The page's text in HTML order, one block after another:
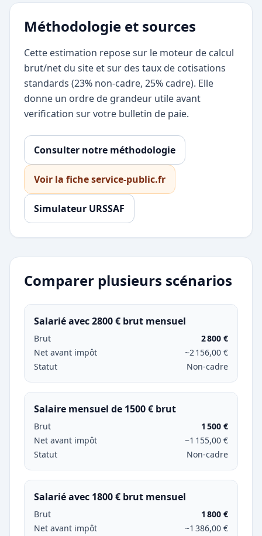
Méthodologie et sources
Cette estimation repose sur le moteur de calcul
brut/net du site et sur des taux de cotisations
standards (23% non-cadre, 25% cadre). Elle
donne un ordre de grandeur utile avant
verification sur votre bulletin de paie.
Consulter notre méthodologie
Voir la fiche service-public.fr
Simulateur URSSAF
Comparer plusieurs scénarios
Salarié avec 2800 € brut mensuel
Brut
2 800 €
Net avant impôt
~2 156,00 €
Statut
Non-cadre
Salaire mensuel de 1500 € brut
Brut
1 500 €
Net avant impôt
~1 155,00 €
Statut
Non-cadre
Salarié avec 1800 € brut mensuel
Brut
1 800 €
Net avant impôt
~1 386,00 €